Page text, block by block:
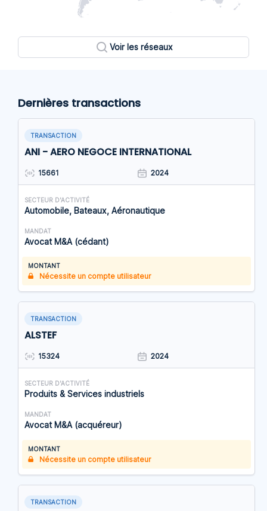
Voir les réseaux
Dernières transactions
TRANSACTION
ANI - AERO NEGOCE INTERNATIONAL
15661 2024
SECTEUR D'ACTIVITÉ
Automobile, Bateaux, Aéronautique
MANDAT
Avocat M&A (cédant)
MONTANT
Nécessite un compte utilisateur
TRANSACTION
ALSTEF
15324 2024
SECTEUR D'ACTIVITÉ
Produits & Services industriels
MANDAT
Avocat M&A (acquéreur)
MONTANT
Nécessite un compte utilisateur
TRANSACTION